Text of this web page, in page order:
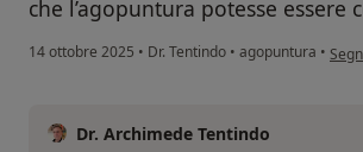
che l’agopuntura potesse essere
14 ottobre 2025 • Dr. Tentindo • agopuntura •
Dr. Archimede Tentindo